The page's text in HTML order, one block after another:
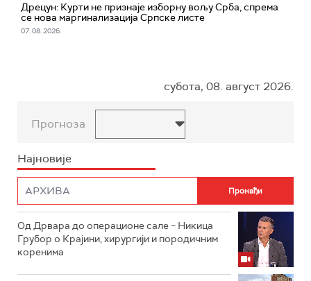
Дрецун: Курти не признаје изборну вољу Срба, спрема
се нова маргинализација Српске листе
07. 08. 2026.
субота, 08. август 2026.
Прогноза
Најновије
Од Дрвара до операционе сале – Никица
Грубор о Крајини, хирургији и породичним
коренима